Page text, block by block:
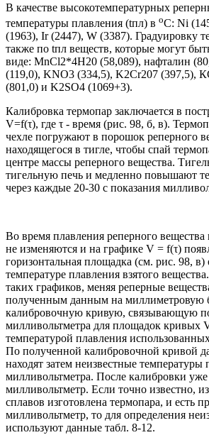
В качестве высокотемпературных
температуры плавления (tпл) в oC: Ni
(1963), Ir (2447), W (3387). Градуировку
также по tпл веществ, которые могут
виде: МnCl2*4Н20 (58,089), нафталин
(119,0), KNO3 (334,5), K2Cr207 (397,5),
(801,0) и K2SO4 (1069+3).
Калибровка термопар заключается в
V=f(τ), где τ - время (рис. 98, б, в).
чехле погружают в порошок реперного
находящегося в тигле, чтобы спай
центре массы реперного вещества.
тигельную печь и медленно повышают
через каждые 20-30 с показания
Во время плавления реперного вещества
не изменяются и на графике V = f(τ)
горизонтальная площадка (см. рис. 98,
температуре плавления взятого
таких графиков, меняя реперные
полученным данным на миллиметровую
калибровочную кривую, связывающую
милливольтметра для площадок
температурой плавления
По полученной калибровочной кривой
находят затем неизвестные температуры
милливольтметра. После калибровки уже
милливольтметр. Если точно известно,
сплавов изготовлена термопара, и есть
милливольтметр, то для определения
используют данные табл. 8-12.